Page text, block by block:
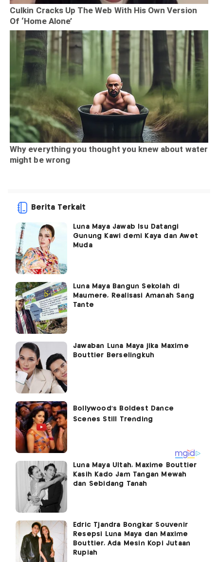
Berita Terkait
Luna Maya Jawab Isu Datangi
Gunung Kawi demi Kaya dan Awet
Muda
Luna Maya Bangun Sekolah di
Maumere, Realisasi Amanah Sang
Tante
Jawaban Luna Maya jika Maxime
Bouttier Berselingkuh
Luna Maya Ultah, Maxime Bouttier
Kasih Kado Jam Tangan Mewah
dan Sebidang Tanah
Edric Tjandra Bongkar Souvenir
Resepsi Luna Maya dan Maxime
Bouttier, Ada Mesin Kopi Jutaan
Rupiah